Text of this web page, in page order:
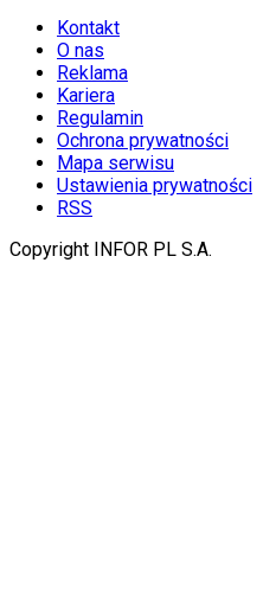
Kontakt
O nas
Reklama
Kariera
Regulamin
Ochrona prywatności
Mapa serwisu
Ustawienia prywatności
RSS
Copyright INFOR PL S.A.